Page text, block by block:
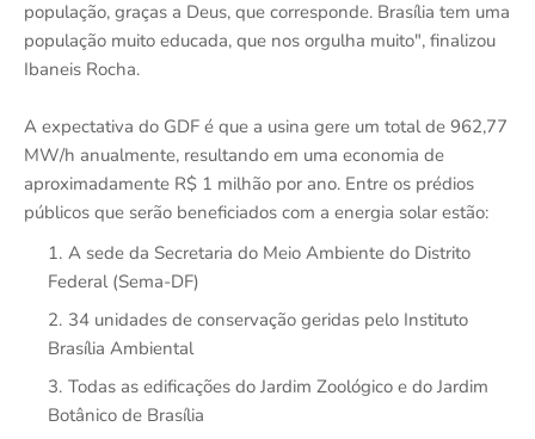
população, graças a Deus, que corresponde. Brasília tem uma
população muito educada, que nos orgulha muito", finalizou
Ibaneis Rocha.
A expectativa do GDF é que a usina gere um total de 962,77
MW/h anualmente, resultando em uma economia de
aproximadamente R$ 1 milhão por ano. Entre os prédios
públicos que serão beneficiados com a energia solar estão:
A sede da Secretaria do Meio Ambiente do Distrito
Federal (Sema-DF)
34 unidades de conservação geridas pelo Instituto
Brasília Ambiental
Todas as edificações do Jardim Zoológico e do Jardim
Botânico de Brasília